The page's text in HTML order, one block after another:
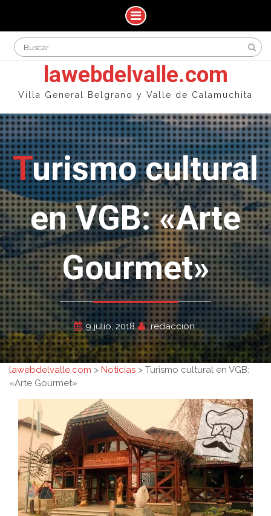
Skip
for:
lawebdelvalle.com
Villa General Belgrano y Valle de Calamuchita
Turismo cultural
en VGB: «Arte
Gourmet»
9 julio, 2018 redaccion
lawebdelvalle.com > Noticias > Turismo cultural en VGB:
«Arte Gourmet»